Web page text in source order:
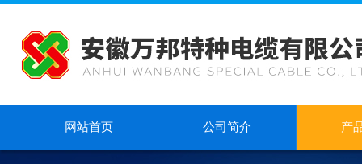
网站首页 公司简介 产